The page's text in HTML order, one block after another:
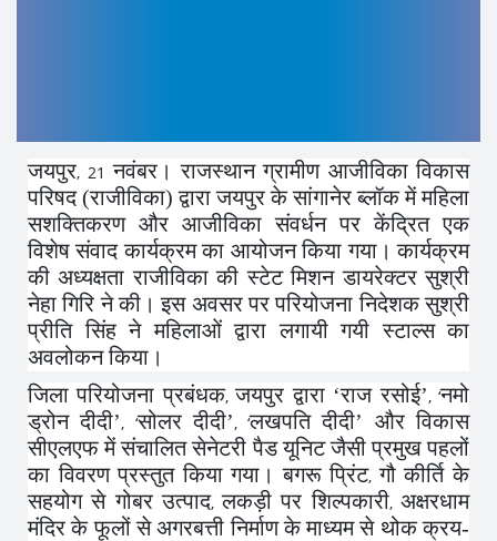
जयपुर, 21 नवंबर। राजस्थान ग्रामीण आजीविका विकास
परिषद (राजीविका) द्वारा जयपुर के सांगानेर ब्लॉक में महिला
सशक्तिकरण और आजीविका संवर्धन पर केंद्रित एक
विशेष संवाद कार्यक्रम का आयोजन किया गया। कार्यक्रम
की अध्यक्षता राजीविका की स्टेट मिशन डायरेक्टर सुश्री
नेहा गिरि ने की। इस अवसर पर परियोजना निदेशक सुश्री
प्रीति सिंह ने महिलाओं द्वारा लगायी गयी स्टाल्स का
अवलोकन किया।
जिला परियोजना प्रबंधक,जयपुर द्वारा ‘राज रसोई’, ‘नमो
ड्रोन दीदी’, ‘सोलर दीदी’, ‘लखपति दीदी’ और विकास
सीएलएफ में संचालित सेनेटरी पैड यूनिट जैसी प्रमुख पहलों
का विवरण प्रस्तुत किया गया। बगरू प्रिंट,गौ कीर्ति के
सहयोग से गोबर उत्पाद,लकड़ी पर शिल्पकारी,अक्षरधाम
मंदिर के फूलों से अगरबत्ती निर्माण के माध्यम से थोक क्रय-